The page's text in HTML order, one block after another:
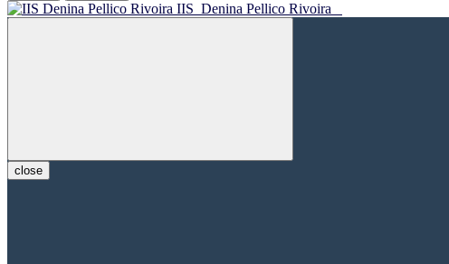
IIS Denina Pellico Rivoira
close